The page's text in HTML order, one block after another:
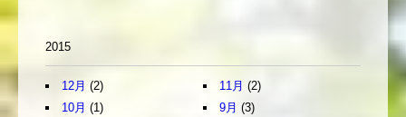
2015
12月 (2) 11月 (2)
10月 (1) 9月 (3)